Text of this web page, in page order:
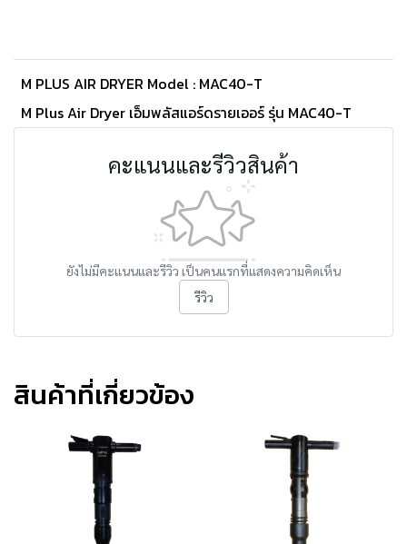
M PLUS AIR DRYER Model : MAC40-T
M Plus Air Dryer เอ็มพลัสแอร์ดรายเออร์ รุ่น MAC40-T
คะแนนและรีวิวสินค้า
ยังไม่มีคะแนนและรีวิว เป็นคนแรกที่แสดงความคิดเห็น
รีวิว
สินค้าที่เกี่ยวข้อง